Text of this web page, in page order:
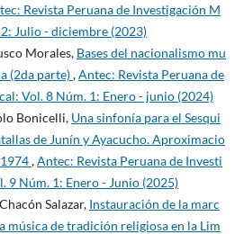
Revista Peruana de Investigación M
Julio - diciembre (2023)
Morales, Bases del nacionalismo mu
(2da parte),Antec: Revista Peruana de
Vol. 8 Núm. 1: Enero - junio (2024)
Bonicelli, Una sinfonía para el Sesqui
de Junín y Ayacucho. Aproximacio
,Antec: Revista Peruana de Investi
9 Núm. 1: Enero - Junio (2025)
Salazar, Instauración de la marc
música de tradición religiosa en la Lim